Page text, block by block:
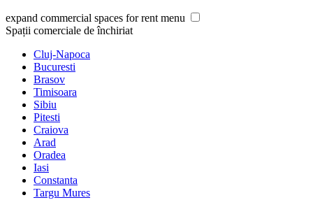
expand commercial spaces for rent menu
Spații comerciale de închiriat
Cluj-Napoca
Bucuresti
Brasov
Timisoara
Sibiu
Pitesti
Craiova
Arad
Oradea
Iasi
Constanta
Targu Mures